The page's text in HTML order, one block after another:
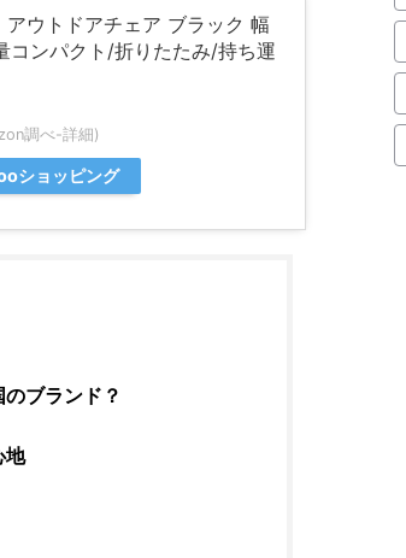
ウトドアチェア ブラック 幅
ンパクト/折りたたみ/持ち運
調べ-詳細)
ショッピング
ブランド？
地